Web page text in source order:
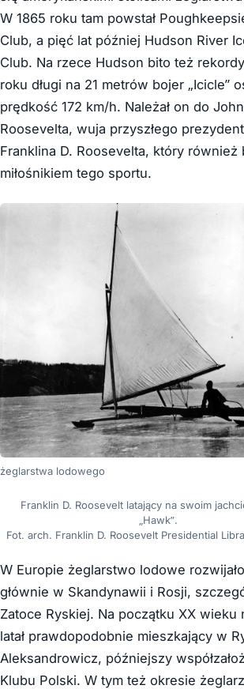
W 1865 roku tam powstał
Club, a pięć lat później Hudson River
Club. Na rzece Hudson bito też
roku długi na 21 metrów bojer „Icicle”
prędkość 172 km/h. Należał on do
Roosevelta, wuja przyszłego
Franklina D. Roosevelta, który również
miłośnikiem tego sportu.
żeglarstwa lodowego
Franklin D. Roosevelt latający na swoim
„Hawk”.
Fot. arch. Franklin D. Roosevelt Presidential
W Europie żeglarstwo lodowe
głównie w Skandynawii i Rosji,
Zatoce Ryskiej. Na początku XX wieku
latał prawdopodobnie mieszkający w
Aleksandrowicz, późniejszy
Klubu Polski. W tym też okresie